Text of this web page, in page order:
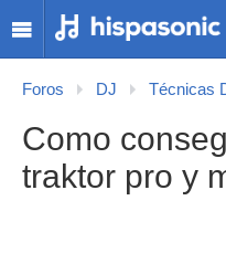
Foros DJ Técnicas
Como
traktor pro y